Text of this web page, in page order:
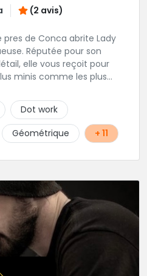
(2 avis)
de Conca abrite Lady
son
elle vous reçoit pour
minis comme les plus
Dot work
Géométrique + 11